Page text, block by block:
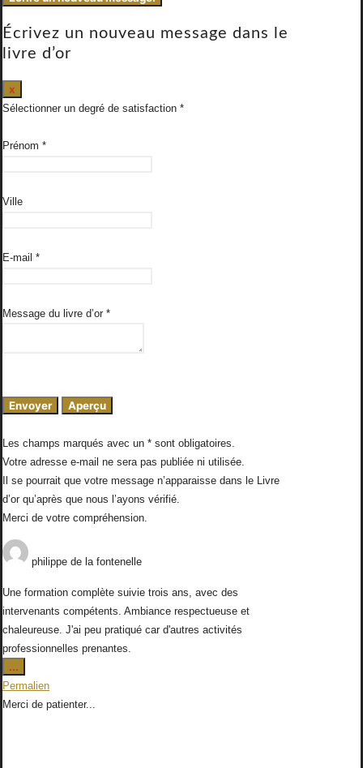
Écrivez un nouveau message dans le
livre d’or
x
ce
formulaire.
Sélectionner un degré de satisfaction
Prénom *
Ville
E-mail *
Message du livre d’or *
Les champs marqués avec un * sont obligatoires.
Votre adresse e-mail ne sera pas publiée ni utilisée.
Il se pourrait que votre message n’apparaisse dans le Livre
d’or qu’après que nous l’ayons vérifié.
Merci de votre compréhension.
philippe de la fontenelle
Une formation complète suivie trois ans, avec des
intervenants compétents. Ambiance respectueuse et
chaleureuse. J'ai peu pratiqué car d'autres activités
professionnelles prenantes.
...
cette
boîte
méta.
Permalien
Merci de patienter...